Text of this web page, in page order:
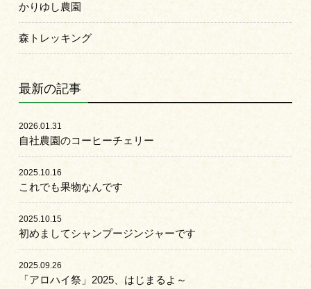
かりゆし農園
森トレッキング
最新の記事
2026.01.31
自社農園のコーヒーチェリー
2025.10.16
これでも果物なんです
2025.10.15
初めましてシャンプージンジャーです
2025.09.26
「アロハイ祭」2025、はじまるよ～